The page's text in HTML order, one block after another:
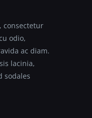
consectetur
odio,
ac diam.
lacinia,
sodales